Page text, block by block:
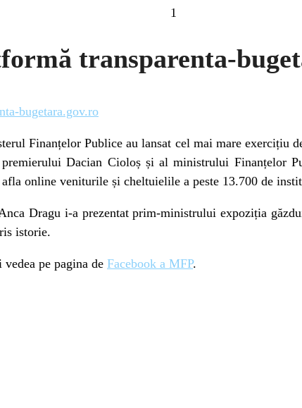
1
transparenta-
bugetara.gov.ro
Finanțelor Publice au lansat cel mai mare exercițiu
Dacian Cioloș și al ministrului Finanțelor
online veniturile și cheltuielile a peste 13.700 de
Dragu i-a prezentat prim-ministrului expoziția
istorie.
pe pagina de Facebook a MFP.